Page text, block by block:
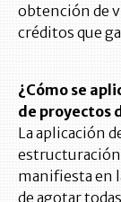
obtención de
créditos que
¿Cómo se
de proyectos
La aplicación
manifiesta en
de agotar